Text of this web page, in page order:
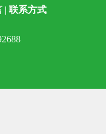
| 联系方式